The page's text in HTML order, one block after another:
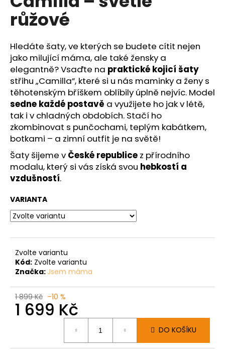
z
5
hvězdiček.
růžové
Hledáte šaty, ve kterých se budete cítit nejen
jako milující máma, ale také žensky a
elegantně? Vsaďte na praktické kojicí šaty
střihu „Camilla”, které si u nás maminky a ženy s
těhotenským bříškem oblíbily úplně nejvíc. Model
sedne každé postavě a využijete ho jak v létě,
tak i v chladných obdobích. Stačí ho
zkombinovat s punčochami, teplým kabátkem,
botkami – a zimní outfit je na světě!
Šaty šijeme v České republice z přírodního
modalu, který si vás získá svou hebkostí a
vzdušností.
VARIANTA
Zvolte variantu
Kód: Zvolte variantu
Značka: Jsem máma
1 899 Kč –10 %
1 699 Kč
DO KOŠÍKU
u
j
m
e